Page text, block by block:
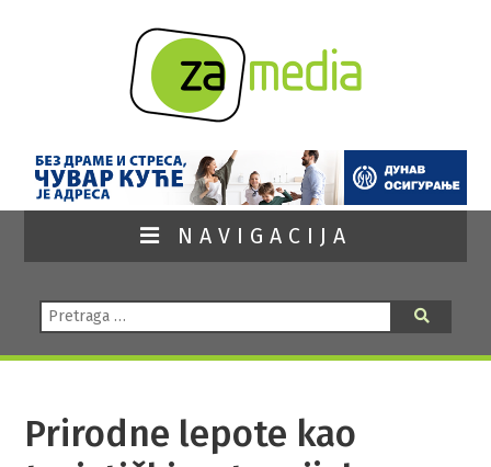
NAVIGACIJA
Pretraga:
Prirodne lepote kao